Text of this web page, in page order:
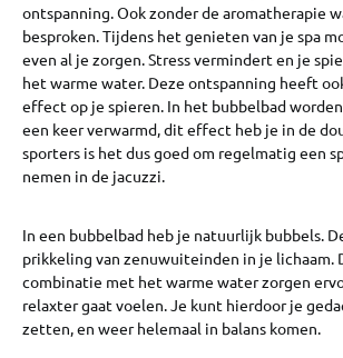
ontspanning. Ook zonder de aromatherapie
besproken. Tijdens het genieten van je spa
even al je zorgen. Stress vermindert en je
het warme water. Deze ontspanning heeft
effect op je spieren. In het bubbelbad
een keer verwarmd, dit effect heb je in de
sporters is het dus goed om regelmatig een
nemen in de jacuzzi.
In een bubbelbad heb je natuurlijk bubbels.
prikkeling van zenuwuiteinden in je lichaam.
combinatie met het warme water zorgen
relaxter gaat voelen. Je kunt hierdoor je
zetten, en weer helemaal in balans komen.